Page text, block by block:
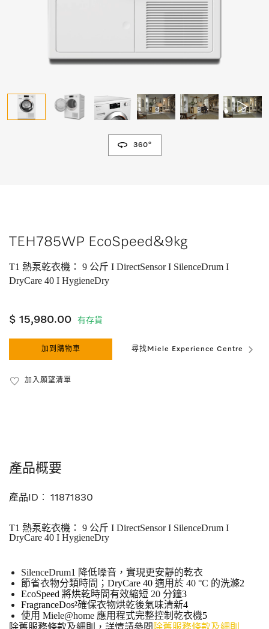
360°
TEH785WP EcoSpeed&9kg
T1 熱泵乾衣機： 9 公斤 I DirectSensor I SilenceDrum I
DryCare 40 I HygieneDry
$ 15,980.00 有存貨
加到購物車 尋找Miele Experience Centre
加入願望清單
產品概要
產品ID︰ 11871830
T1 熱泵乾衣機： 9 公斤 I DirectSensor I SilenceDrum I
DryCare 40 I HygieneDry
SilenceDrum1 降低噪音，實現更安靜的乾衣
節省衣物分類時間； DryCare 40 適用於 40 °C 的洗滌2
EcoSpeed 將烘乾時間有效縮短 20 分鐘3
FragranceDos²確保衣物烘乾後氣味清新4
使用 Miele@home 應用程式完整控制乾衣機5